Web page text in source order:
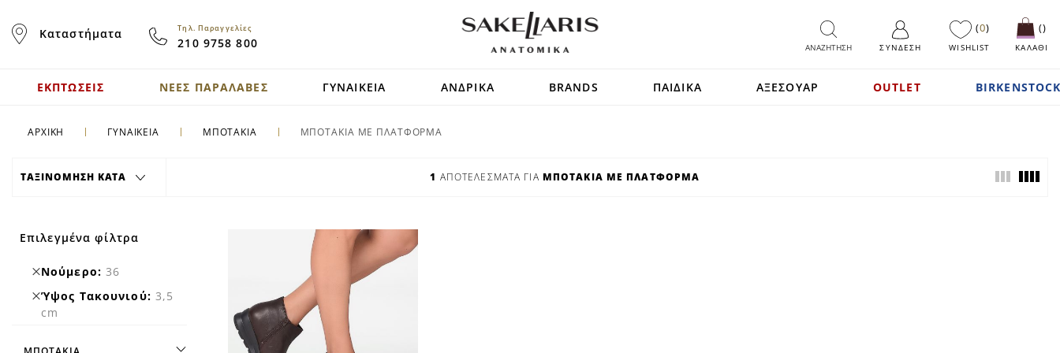
ContentΚαταστήματα Τηλ. Παραγγελίες
210 9758 800 ΑΝΑΖΗΤΗΣΗ ΣΎΝΔΕΣΗ
0
WISHLIST ΚΑΛΑΘΙ
ΕΚΠΤΩΣΕΙΣ ΝΕΕΣ ΠΑΡΑΛΑΒΕΣ ΓΥΝΑΙΚΕΙΑ ΑΝΔΡΙΚΑ BRANDS ΠΑΙΔΙΚΑ ΑΞΕΣΟΥΑΡ OUTLET
ΑΡΧΙΚΗ ΓΥΝΑΙΚΕΙΑ ΜΠΟΤΑΚΙΑ ΜΠΟΤΑΚΙΑ ΜΕ ΠΛΑΤΦΟΡΜΑ
1 ΑΠΟΤΕΛΕΣΜΑΤΑ ΓΙΑ ΜΠΟΤΑΚΙΑ ΜΕ ΠΛΑΤΦΟΡΜΑ
ΤΑΞΙΝΟΜΗΣΗ ΚΑΤΑ
Επιλεγμένα φίλτρα
Νούμερο 36
Remove
Item
Ύψος Τακουνιού 3,5
cm
Remove
This